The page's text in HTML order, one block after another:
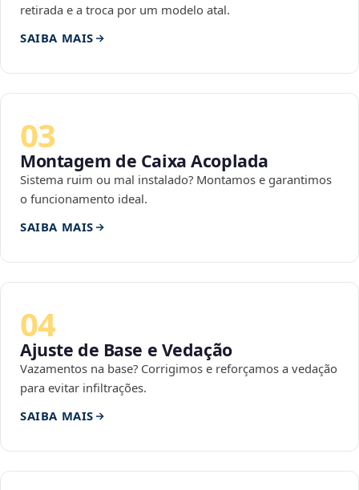
retirada e a troca por um modelo atal.
SAIBA MAIS
03
Montagem de Caixa Acoplada
Sistema ruim ou mal instalado? Montamos e garantimos
o funcionamento ideal.
SAIBA MAIS
04
Ajuste de Base e Vedação
Vazamentos na base? Corrigimos e reforçamos a vedação
para evitar infiltrações.
SAIBA MAIS